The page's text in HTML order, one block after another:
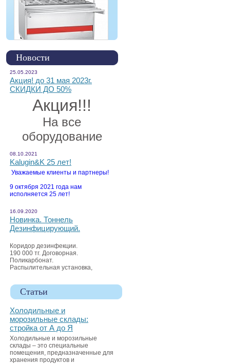
Новости
25.05.2023
Акция! до 31 мая 2023г.
СКИДКИ ДО 50%
Акция!!!
На все
оборудование
08.10.2021
Kalugin&K 25 лет!
Уважаемые клиенты и партнеры!
9 октября 2021 года нам
исполняется 25 лет!
16.09.2020
Новинка. Тоннель
Дезинфицирующий.
Коридор дезинфекции.
190 000 тг. Договорная.
Поликарбонат.
Распылительная установка,
Статьи
Холодильные и
морозильные склады:
стройка от А до Я
Холодильные и морозильные
склады – это специальные
помещения, предназначенные для
хранения продуктов и